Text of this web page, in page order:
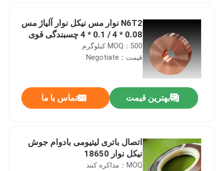
N6T2 نوار مس نیکل نوار آلیاژ مس
0.08 * 4 / 0.1 * 4 چسبندگی قوی
MOQ：500 کیلوگرم
قیمت：Negotiate
بهترین قیمت تماس با ما
اتصال باتری لیتیومی بادوام جوش
نیکل نوار 18650
MOQ：مذاکره کنند